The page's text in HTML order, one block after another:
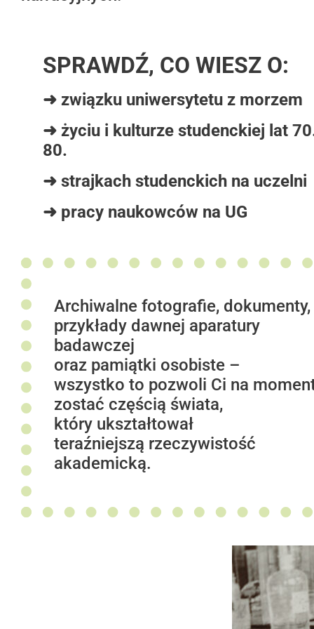
SPRAWDŹ, CO WIESZ O:
➜ związku uniwersytetu z morzem
➜ życiu i kulturze studenckiej lat
80.
➜ strajkach studenckich na uczelni
➜ pracy naukowców na UG
Archiwalne fotografie, dokumenty,
przykłady dawnej aparatury
badawczej
oraz pamiątki osobiste –
wszystko to pozwoli Ci na
zostać częścią świata,
który ukształtował
teraźniejszą rzeczywistość
akademicką.